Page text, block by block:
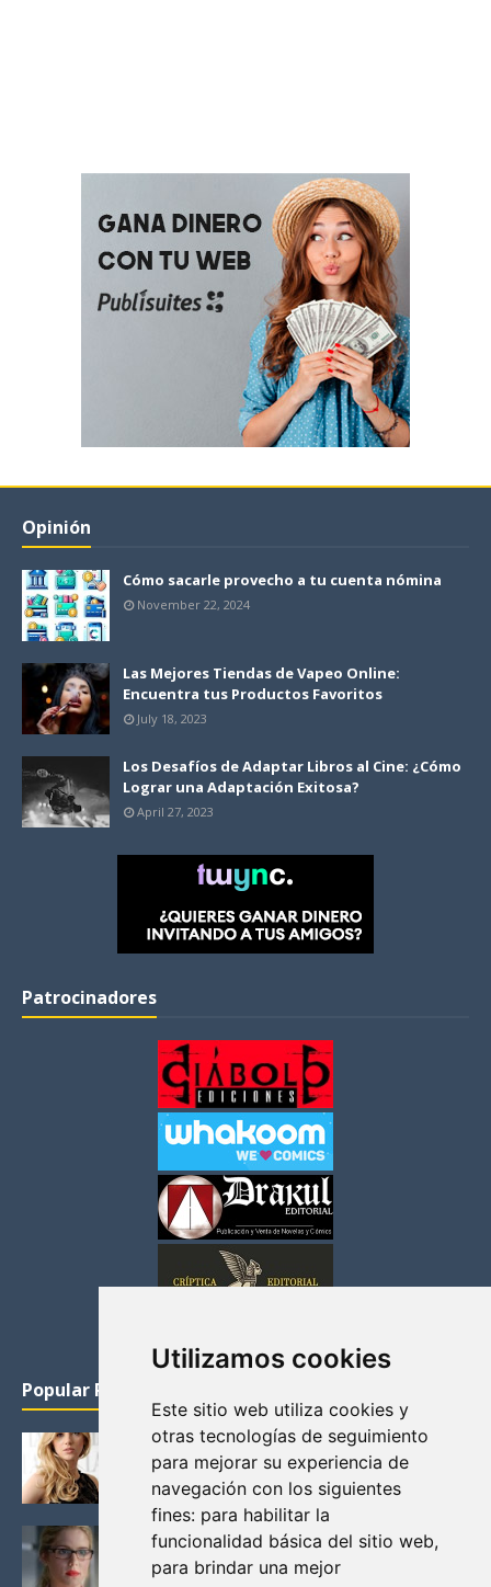
Utilizamos cookies
Este sitio web utiliza cookies y
otras tecnologías de seguimiento
para mejorar su experiencia de
navegación con los siguientes
fines: para habilitar la
funcionalidad básica del sitio web,
para brindar una mejor
Opinión
Cómo sacarle provecho a tu cuenta nómina
November 22, 2024
Las Mejores Tiendas de Vapeo Online:
Encuentra tus Productos Favoritos
July 18, 2023
Los Desafíos de Adaptar Libros al Cine: ¿Cómo
Lograr una Adaptación Exitosa?
April 27, 2023
Patrocinadores
Popular Posts
KATHERYN WINNICK: LA ACTRIZ MAS GUAPA DE
VIKINGOS
Junio 14, 2013
FELICITY (EMILY BETT RICKARDS), LAS FOTOS
MAS BONITAS DE LA ALIADA DE ARROW
Noviembre 30, 2013